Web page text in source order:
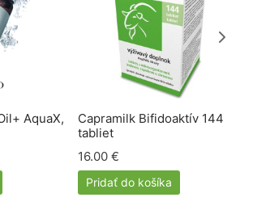
AquaX,
Capramilk Bifidoaktív 144
tabliet
16.00 €
Pridať do košíka